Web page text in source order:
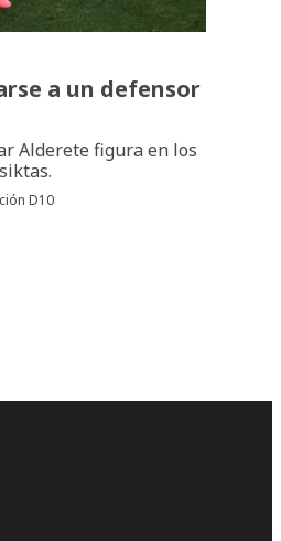
a un defensor
Alderete figura en los
D10